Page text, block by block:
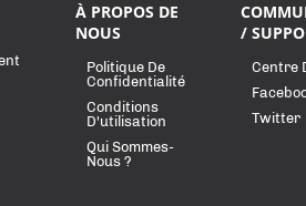
À PROPOS DE
NOUS
Politique De
Confidentialité
Conditions
D'utilisation
Qui Sommes-
Nous ?
/
Centre
Twitter